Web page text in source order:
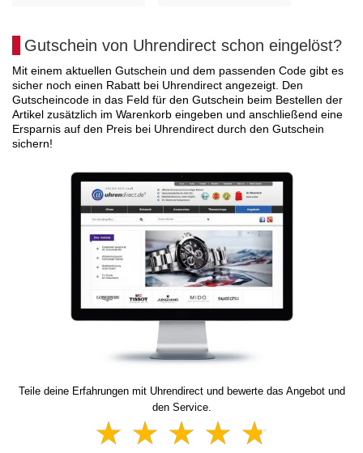
Gutschein von Uhrendirect schon eingelöst?
Mit einem aktuellen Gutschein und dem passenden Code gibt es
sicher noch einen Rabatt bei Uhrendirect angezeigt. Den
Gutscheincode in das Feld für den Gutschein beim Bestellen der
Artikel zusätzlich im Warenkorb eingeben und anschließend eine
Ersparnis auf den Preis bei Uhrendirect durch den Gutschein
sichern!
Teile deine Erfahrungen mit Uhrendirect und bewerte das Angebot und
den Service.